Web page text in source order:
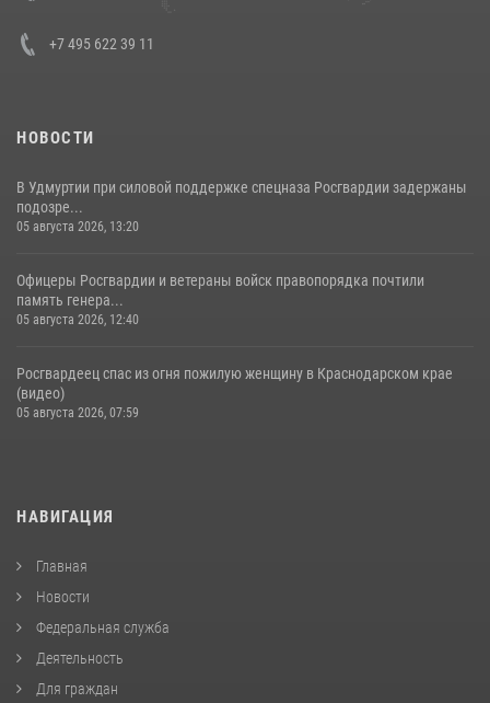
+7 495 622 39 11
НОВОСТИ
В Удмуртии при силовой поддержке спецназа Росгвардии задержаны
подозре...
05 августа 2026, 13:20
Офицеры Росгвардии и ветераны войск правопорядка почтили
память генера...
05 августа 2026, 12:40
Росгвардеец спас из огня пожилую женщину в Краснодарском крае
(видео)
05 августа 2026, 07:59
НАВИГАЦИЯ
Главная
Новости
Федеральная служба
Деятельность
Для граждан